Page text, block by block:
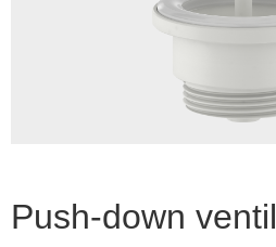
Push-down ventil